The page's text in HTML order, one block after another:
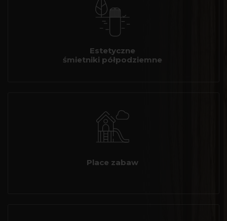
Estetyczne
śmietniki półpodziemne
Place zabaw